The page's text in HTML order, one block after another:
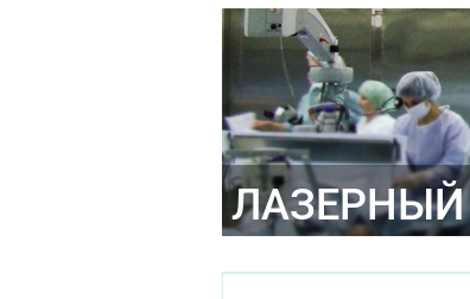
ЛАЗЕРНЫЙ